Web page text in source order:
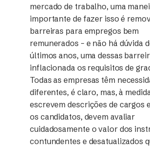
mercado de trabalho, uma
importante de fazer isso é
barreiras para empregos bem
remunerados – e não há dúvida
últimos anos, uma dessas
inflacionada os requisitos de
Todas as empresas têm
diferentes, é claro, mas, à
escrevem descrições de cargos
os candidatos, devem avaliar
cuidadosamente o valor dos
contundentes e desatualizados